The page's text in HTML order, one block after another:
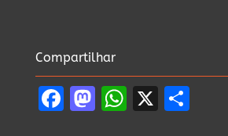
Compartilhar
Facebook
Mastodon
WhatsApp
X